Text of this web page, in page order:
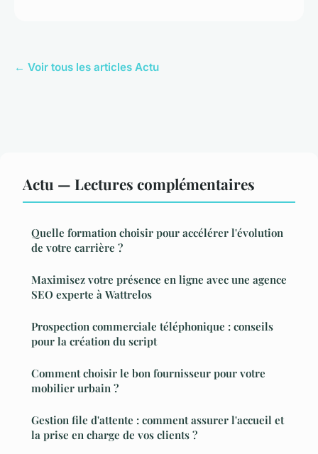
← Voir tous les articles Actu
Actu — Lectures complémentaires
Quelle formation choisir pour accélérer l'évolution
de votre carrière ?
Maximisez votre présence en ligne avec une agence
SEO experte à Wattrelos
Prospection commerciale téléphonique : conseils
pour la création du script
Comment choisir le bon fournisseur pour votre
mobilier urbain ?
Gestion file d'attente : comment assurer l'accueil et
la prise en charge de vos clients ?